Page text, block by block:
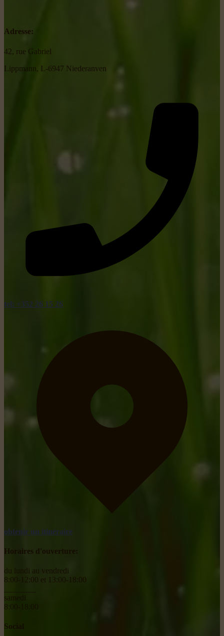
Adresse:
42, rue Gabriel
Lippmann, L-6947 Niederanven
tel: +352 26 15 26
obtenir un itinéraire
Horaires d'ouverture:
du lundi au vendredi
8:00-12:00 et 13:00-18:00
samedi
8:00-18:00
Social